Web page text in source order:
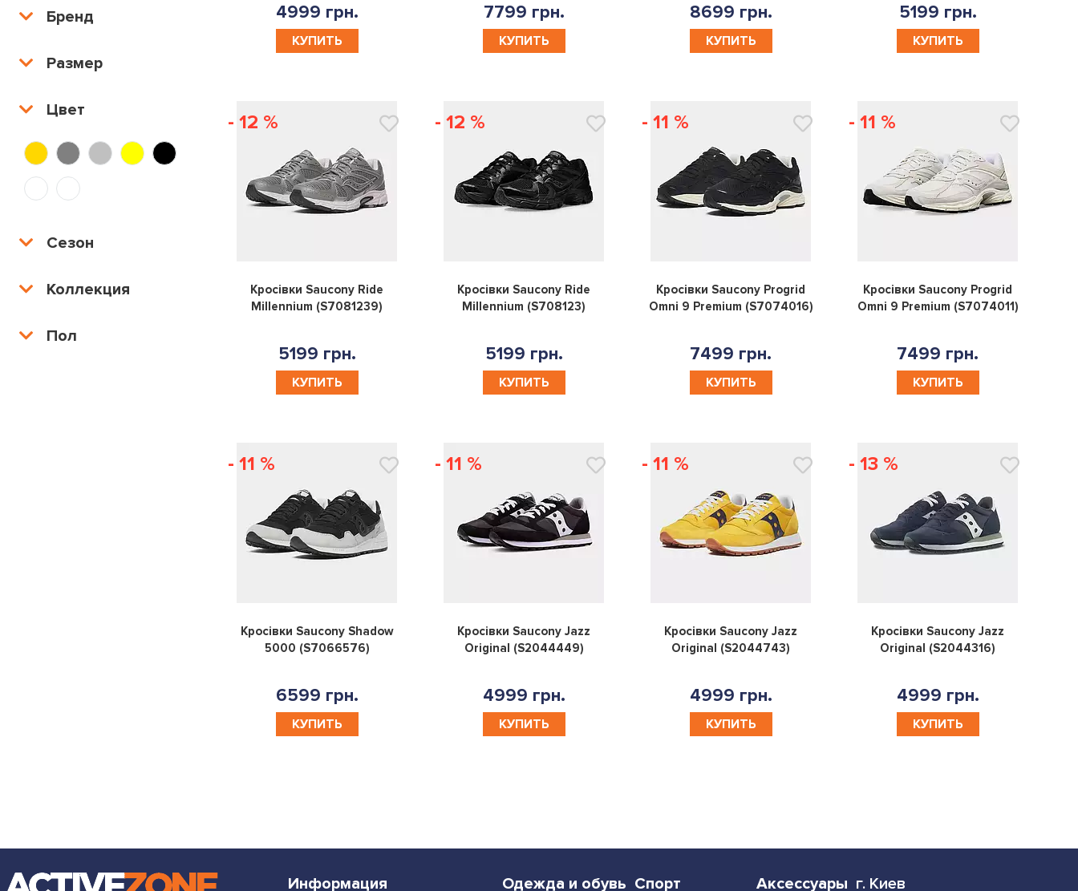
Бренд
Размер
Цвет
Сезон
Коллекция
Пол
4999 грн.
КУПИТЬ
7799 грн.
КУПИТЬ
8699 грн.
КУПИТЬ
5199 грн.
КУПИТЬ
- 12 %
Кросівки Saucony Ride
Millennium (S7081239)
5199 грн.
КУПИТЬ
- 12 %
Кросівки Saucony Ride
Millennium (S708123)
5199 грн.
КУПИТЬ
- 11 %
0
Кросівки Saucony Progrid
Omni 9 Premium (S7074016)
7499 грн.
КУПИТЬ
- 11 %
0
Кросівки Saucony Progrid
Omni 9 Premium (S7074011)
7499 грн.
КУПИТЬ
- 11 %
0
Кросівки Saucony Shadow
5000 (S7066576)
6599 грн.
КУПИТЬ
- 11 %
Кросівки Saucony Jazz
Original (S2044449)
4999 грн.
КУПИТЬ
- 11 %
Кросівки Saucony Jazz
Original (S2044743)
4999 грн.
КУПИТЬ
- 13 %
Кросівки Saucony Jazz
Original (S2044316)
4999 грн.
КУПИТЬ
Информация Одежда и обувь Спорт Аксессуары г. Киев